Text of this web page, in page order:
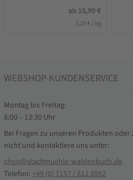
ab 15,99 €
3,20 € / kg
WEBSHOP-KUNDENSERVICE
Montag bis Freitag:
8:00 – 13:30 Uhr
Bei Fragen zu unseren Produkten oder
nicht und kontaktiere uns unter:
shop@stadtmuehle-waldenbuch.de
Telefon: +49 (0) 7157 / 812 3992